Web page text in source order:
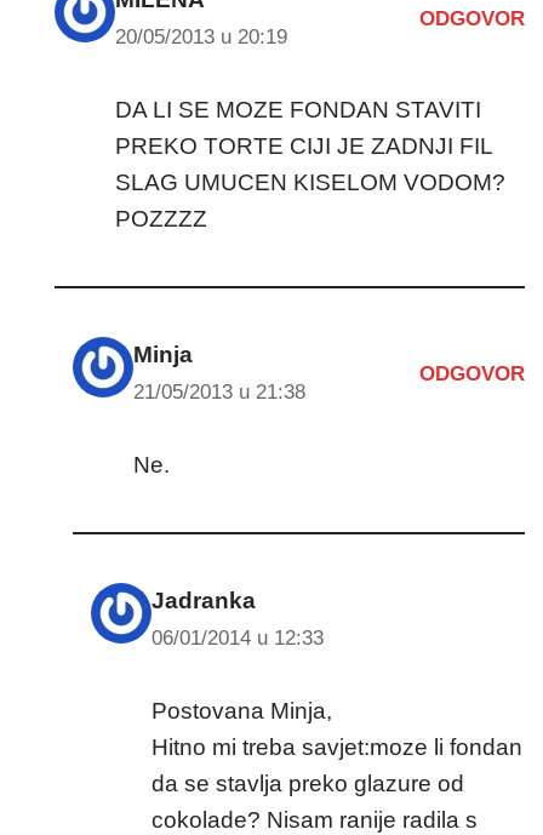
20/05/2013 u 20:19
ODGOVOR
DA LI SE MOZE FONDAN STAVITI
PREKO TORTE CIJI JE ZADNJI FIL
SLAG UMUCEN KISELOM VODOM?
POZZZZ
Minja
21/05/2013 u 21:38
ODGOVOR
Ne.
Jadranka
06/01/2014 u 12:33
Postovana Minja,
Hitno mi treba savjet:moze li fondan
da se stavlja preko glazure od
cokolade? Nisam ranije radila s